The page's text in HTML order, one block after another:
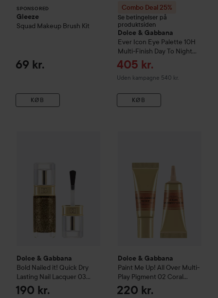
SPONSORED
Gleeze
Squad Makeup Brush Kit
69 kr.
KØB
Combo Deal 25%
Se betingelser på
produktsiden
Dolce & Gabbana
Ever Icon Eye Palette 10H
Multi-Finish Day To Night
Eyeshadows
Venus
Tilbudspris
405 kr.
Uden kampagne 540 kr.
KØB
Dolce & Gabbana
Bold Nailed it! Quick Dry
Lasting Nail Lacquer 03
Legend
190 kr.
Dolce & Gabbana
Paint Me Up! All Over Multi-
Play Pigment 02 Coral
Splash
220 kr.